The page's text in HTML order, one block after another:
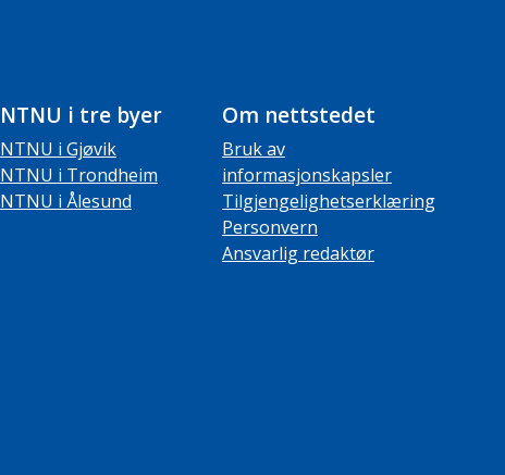
NTNU i tre byer
NTNU i Gjøvik
NTNU i Trondheim
NTNU i Ålesund
Om nettstedet
Bruk av
informasjonskapsler
Tilgjengelighetserklæring
Personvern
Ansvarlig redaktør